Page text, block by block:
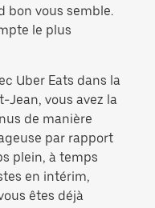
bon vous semble.
le plus
Uber Eats dans la
Jean, vous avez la
de manière
par rapport
plein, à temps
en intérim,
êtes déjà